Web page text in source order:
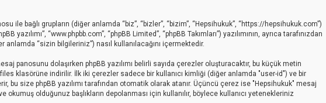
ile bağlı grupların (diğer anlamda “biz”, “bizler”, “bizim”, “Hepsihukuk”, “https://hepsihukuk.com”)
yazılımı”, “www.phpbb.com”, “phpBB Limited”, “phpBB Takımları”) yazılımının, ayrıca tarafınızdan
“sizin bilgileriniz”) nasıl kullanılacağını içermektedir.
panosunu dolaşırken phpBB yazılımı belirli sayıda çerezler oluşturacaktır, bu küçük metin
files klasörüne indirilir. İlk iki çerezler sadece bir kullanıcı kimliği (diğer anlamda "user-id") ve bir
size phpBB yazılımı tarafından otomatik olarak atanır. Üçüncü çerez ise "Hepsihukuk" mesaj
olduğunuz başlıkların depolanması için kullanılır, böylece kullanıcı yetenekleriniz